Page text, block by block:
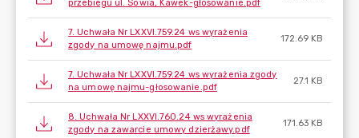
przebiegu ul. Sowia, Kawek-głosowanie.pdf
7. Uchwała Nr LXXVI.759.24 ws wyrażenia
zgody na umowę najmu.pdf
172.69 KB
7. Uchwała Nr LXXVI.759.24 ws wyrażenia zgody
na umowę najmu-głosowanie.pdf
27.1 KB
8. Uchwała Nr LXXVI.760.24 ws wyrażenia
zgody na zawarcie umowy dzierżawy.pdf
171.63 KB